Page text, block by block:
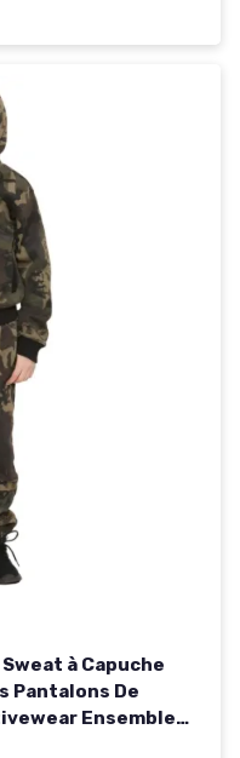
à Capuche
Pantalons De
Ensemble